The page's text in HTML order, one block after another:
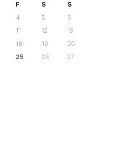
F S
S
4 5
6
11 12
13
18 19
20
25 26
27